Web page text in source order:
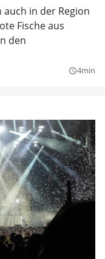
in der Region
Fische aus
den
query_builder4min